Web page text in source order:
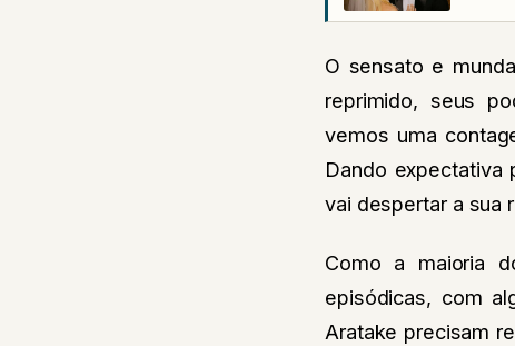
O sensato e
reprimido, seus
vemos uma
Dando
vai despertar a sua
Como a maioria
episódicas, com
Aratake precisam